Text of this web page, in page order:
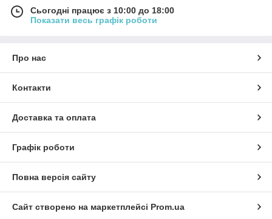
Сьогодні працює з 10:00 до 18:00
Показати весь графік роботи
Про нас
Контакти
Доставка та оплата
Графік роботи
Повна версія сайту
Сайт створено на маркетплейсі Prom.ua